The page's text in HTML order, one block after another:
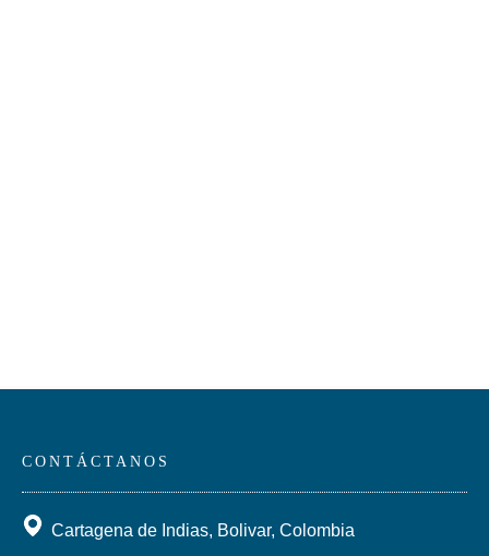
CONTÁCTANOS
Cartagena de Indias, Bolivar, Colombia